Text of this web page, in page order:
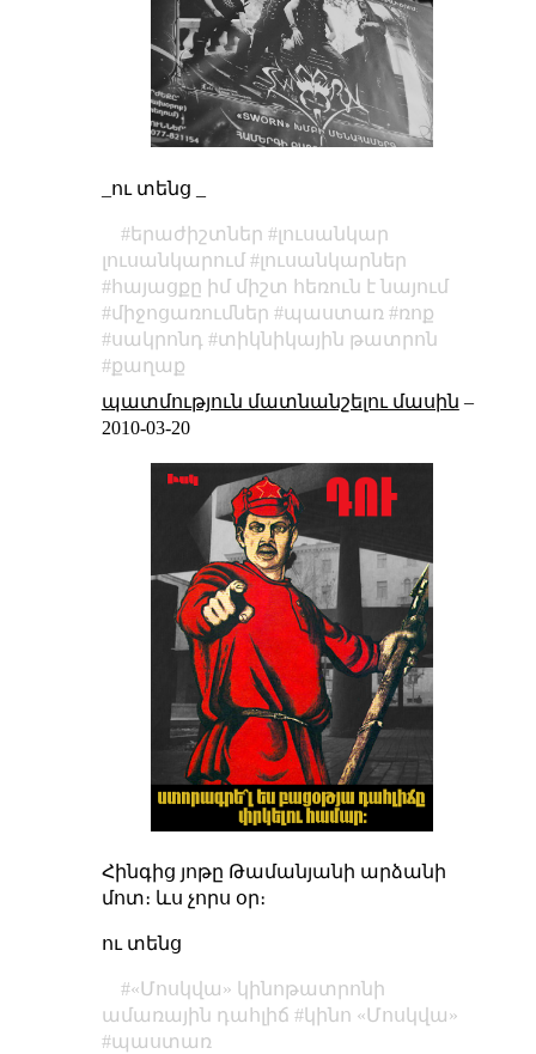
_ու տենց _
երաժիշտներ
լուսանկար
լուսանկարում
լուսանկարներ
հայացքը իմ միշտ հեռուն է նայում
միջոցառումներ
պաստառ
ռոք
սակրոնդ
տիկնիկային թատրոն
քաղաք
պատմություն մատնանշելու մասին –
2010-03-20
Հինգից յոթը Թամանյանի արձանի
մոտ։ ևս չորս օր։
ու տենց
«Մոսկվա» կինոթատրոնի
ամառային դահլիճ
կինո «Մոսկվա»
պաստառ